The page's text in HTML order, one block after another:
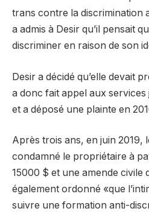
trans contre la discrimination
a admis à Desir qu’il pensait
discriminer en raison de son
Desir a décidé qu’elle devait
a donc fait appel aux
et a déposé une plainte en
Après trois ans, en juin 2019,
condamné le propriétaire à
15000 $ et une amende civile
également ordonné «que
suivre une formation anti-